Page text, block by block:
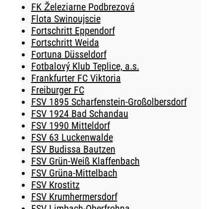
FK Železiarne Podbrezová
Flota Swinoujscie
Fortschritt Eppendorf
Fortschritt Weida
Fortuna Düsseldorf
Fotbalový Klub Teplice, a.s.
Frankfurter FC Viktoria
Freiburger FC
FSV 1895 Scharfenstein-Großolbersdorf
FSV 1924 Bad Schandau
FSV 1990 Mitteldorf
FSV 63 Luckenwalde
FSV Budissa Bautzen
FSV Grün-Weiß Klaffenbach
FSV Grüna-Mittelbach
FSV Krostitz
FSV Krumhermersdorf